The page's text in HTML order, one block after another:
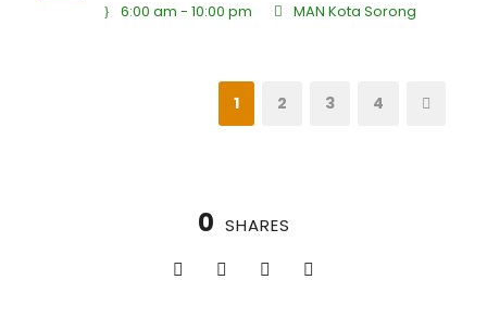
6:00 am - 10:00 pm MAN Kota Sorong
1 2 3 4
0 SHARES